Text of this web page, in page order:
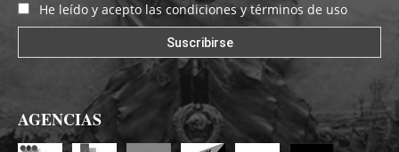
He leído y acepto las condiciones y términos de uso
AGENCIAS